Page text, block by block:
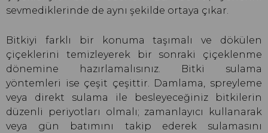
sevmediklerinde de aynı şekilde ortaya çıkar.
Bitkiyi farklı bir konuma taşımalı ve dökülen
çiçeklerini temizleyerek bir sonraki çiçeklenme
dönemine hazırlamalısınız. Bitki sulama
yöntemleri ise çeşit çeşittir. Damlama, spreyleme
veya direkt sulama ile besleyeceğiniz bitkilerin
düzenli periyotları olmalı; zamanlayıcı kullanarak
veya gün batımını takip ederek sulamasını